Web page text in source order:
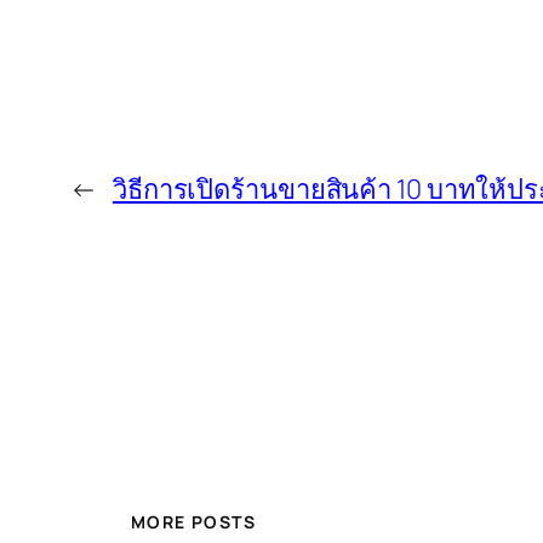
← วิธีการเปิดร้านขายสินค้า 10 บาทให้ป
MORE POSTS